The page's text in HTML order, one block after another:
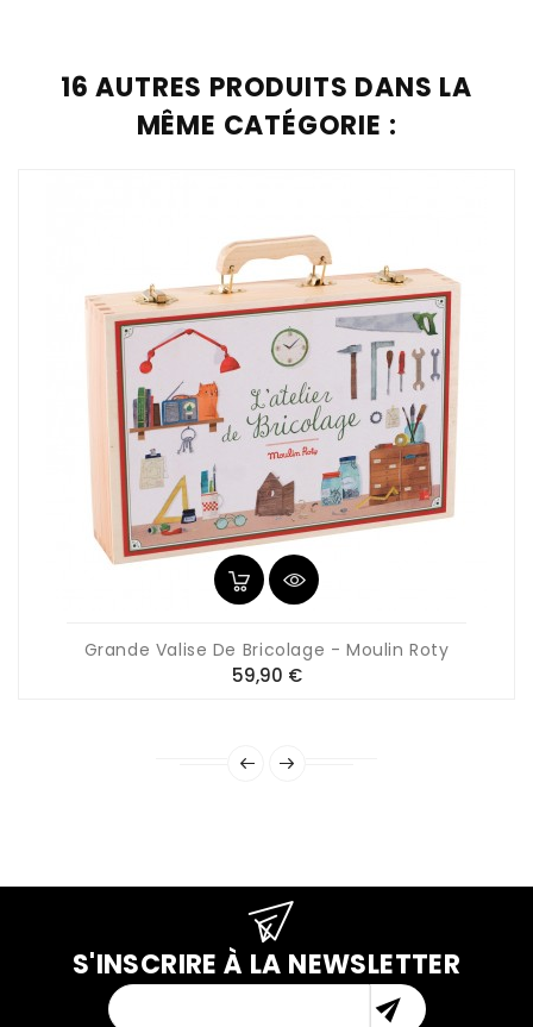
16 AUTRES PRODUITS DANS LA
MÊME CATÉGORIE :
Grande Valise De Bricolage - Moulin Roty
59,90 €Prix
S'INSCRIRE À LA NEWSLETTER
